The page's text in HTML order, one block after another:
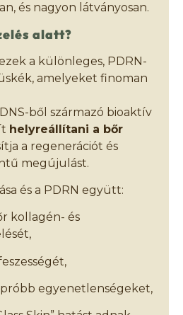
és nagyon látványosan.
alatt?
a különleges, PDRN-
amelyeket finoman
ből származó bioaktív
helyreállítani a bőr
a regenerációt és
megújulást.
és a PDRN együtt:
kollagén- és
egyenetlenségeket,